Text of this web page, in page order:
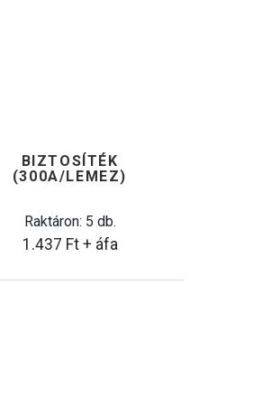
BIZTOSÍTÉK
(300A/LEMEZ)
Raktáron: 5 db.
1.437 Ft+ áfa